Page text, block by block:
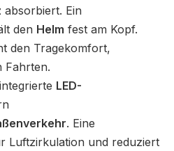
absorbiert. Ein
den Helm fest am Kopf.
den Tragekomfort,
Fahrten.
LED-
. Eine
Luftzirkulation und reduziert